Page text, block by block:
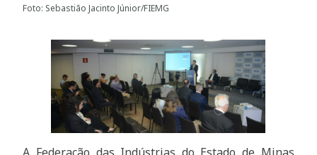
Foto: Sebastião Jacinto Júnior/FIEMG